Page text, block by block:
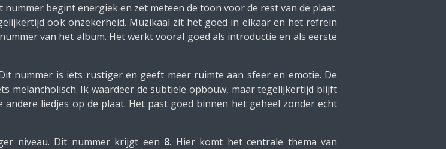
nummer begint energiek en zet meteen de toon voor de rest van de plaat.
ook onzekerheid. Muzikaal zit het goed in elkaar en het refrein
van het album. Het werkt vooral goed als introductie en als eerste
nummer is iets rustiger en geeft meer ruimte aan sfeer en emotie. De
melancholisch. Ik waardeer de subtiele opbouw, maar tegelijkertijd blijft
liedjes op de plaat. Het past goed binnen het geheel zonder echt
niveau. Dit nummer krijgt een 8. Hier komt het centrale thema van